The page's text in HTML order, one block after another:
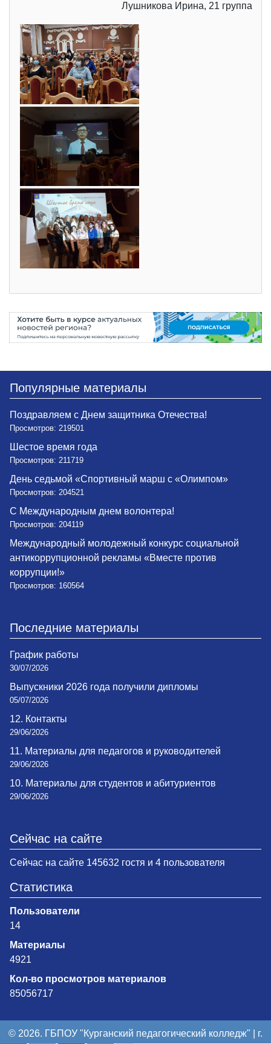
Лушникова Ирина, 21 группа
Популярные материалы
Поздравляем с Днем защитника Отечества!
Просмотров: 219501
Шестое время года
Просмотров: 211719
День седьмой «Спортивный марш с «Олимпом»
Просмотров: 204521
С Международным днем волонтера!
Просмотров: 204119
Международный молодежный конкурс социальной
антикоррупционной рекламы «Вместе против
коррупции!»
Просмотров: 160564
Последние материалы
График работы
30/07/2026
Выпускники 2026 года получили дипломы
05/07/2026
12. Контакты
29/06/2026
11. Материалы для педагогов и руководителей
29/06/2026
10. Материалы для студентов и абитуриентов
29/06/2026
Сейчас на сайте
Сейчас на сайте 145632 гостя и 4 пользователя
Статистика
Пользователи
14
Материалы
4921
Кол-во просмотров материалов
85056717
© 2026. ГБПОУ "Курганский педагогический колледж" | г.